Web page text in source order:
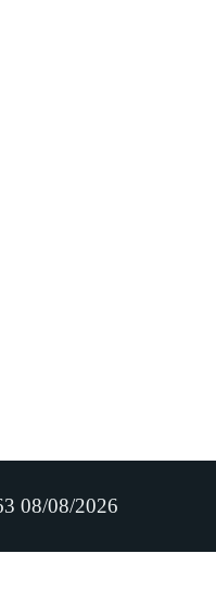
08/08/2026